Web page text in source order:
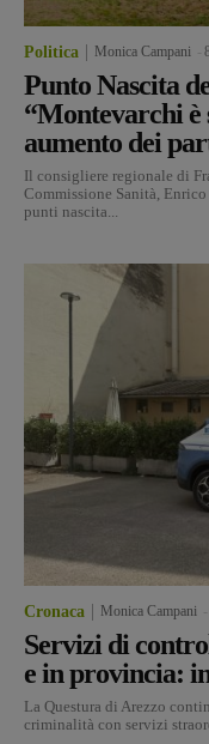
Politica Monica Campani
Punto Nascita
“Montevarchi è
aumento dei
Il consigliere regionale di
Commissione Sanità,
punti nascita...
Cronaca Monica Campani
Servizi di
e in provincia:
La Questura di Arezzo
criminalità con servizi